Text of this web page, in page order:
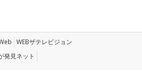
WEBザテレビジョン
発見ネット